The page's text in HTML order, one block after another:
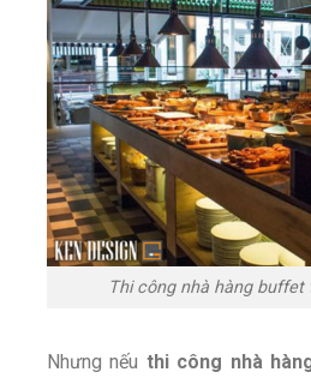
Thi công nhà hàng buffet
Nhưng nếu thi công nhà